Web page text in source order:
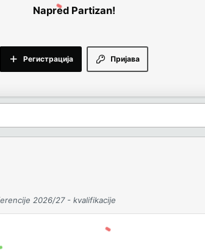
Napred Partizan!
Пријава
Регистрација
2026/27 - kvalifikacije